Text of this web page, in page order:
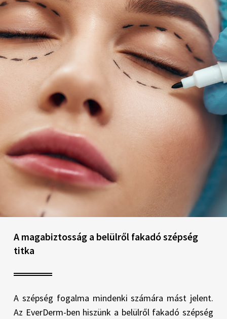
A magabiztosság a belülről fakadó szépség
titka
A szépség fogalma mindenki számára mást jelent.
Az EverDerm-ben hiszünk a belülről fakadó szépség